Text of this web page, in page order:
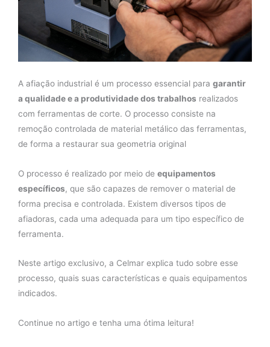
A afiação industrial é um processo essencial para garantir
a qualidade e a produtividade dos trabalhos realizados
com ferramentas de corte. O processo consiste na
remoção controlada de material metálico das ferramentas,
de forma a restaurar sua geometria original
O processo é realizado por meio de equipamentos
específicos, que são capazes de remover o material de
forma precisa e controlada. Existem diversos tipos de
afiadoras, cada uma adequada para um tipo específico de
ferramenta.
Neste artigo exclusivo, a Celmar explica tudo sobre esse
processo, quais suas características e quais equipamentos
indicados.
Continue no artigo e tenha uma ótima leitura!